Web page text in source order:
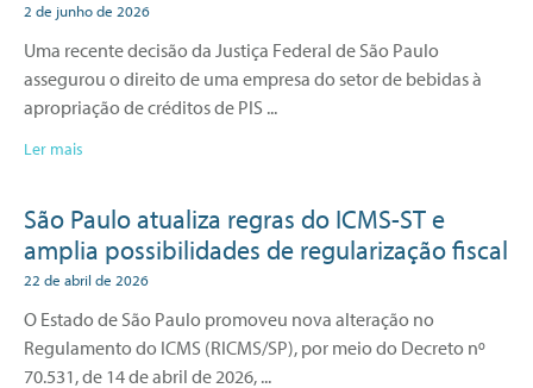
2 de junho de 2026
Uma recente decisão da Justiça Federal de São Paulo
assegurou o direito de uma empresa do setor de bebidas à
apropriação de créditos de PIS
Ler mais
São Paulo atualiza regras do ICMS-ST e
amplia possibilidades de regularização fiscal
22 de abril de 2026
O Estado de São Paulo promoveu nova alteração no
Regulamento do ICMS (RICMS/SP), por meio do Decreto nº
70.531, de 14 de abril de 2026,